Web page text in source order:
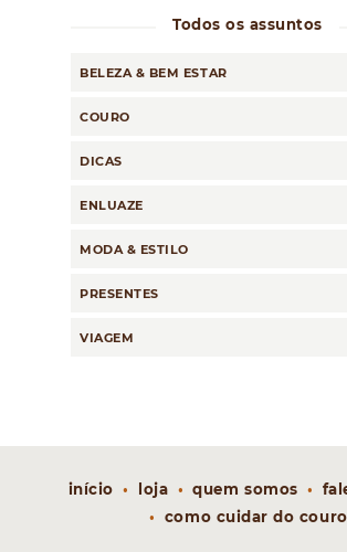
Todos os assuntos
BELEZA & BEM ESTAR
COURO
DICAS
ENLUAZE
MODA & ESTILO
PRESENTES
VIAGEM
início loja quem somos
como cuidar do couro